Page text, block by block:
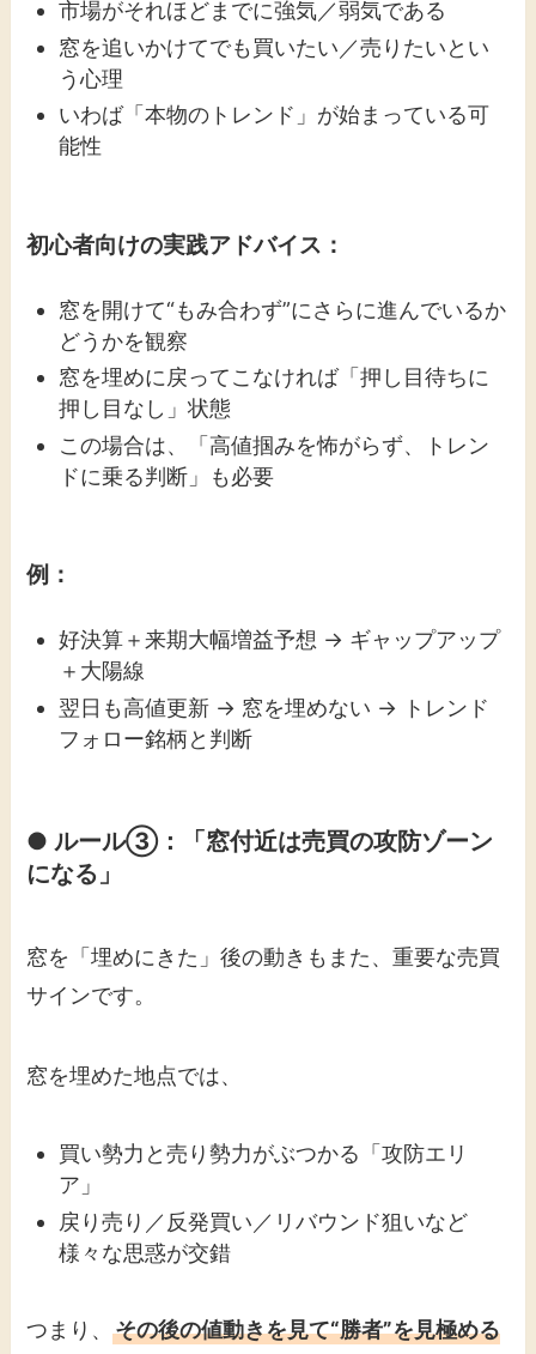
市場がそれほどまでに強気／弱気である
窓を追いかけてでも買いたい／売りたいとい
う心理
いわば「本物のトレンド」が始まっている可
能性
初心者向けの実践アドバイス：
窓を開けて“もみ合わず”にさらに進んでいるか
どうかを観察
窓を埋めに戻ってこなければ「押し目待ちに
押し目なし」状態
この場合は、「高値掴みを怖がらず、トレン
ドに乗る判断」も必要
例：
好決算＋来期大幅増益予想 → ギャップアップ
＋大陽線
翌日も高値更新 → 窓を埋めない → トレンド
フォロー銘柄と判断
● ルール③：「窓付近は売買の攻防ゾーン
になる」
窓を「埋めにきた」後の動きもまた、重要な売買
サインです。
窓を埋めた地点では、
買い勢力と売り勢力がぶつかる「攻防エリ
ア」
戻り売り／反発買い／リバウンド狙いなど
様々な思惑が交錯
つまり、その後の値動きを見て“勝者”を見極める